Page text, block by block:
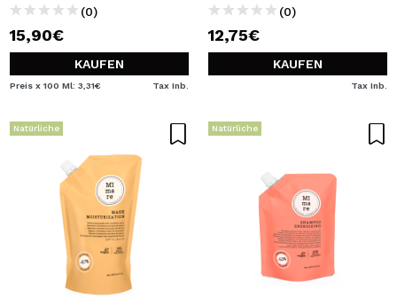
(0)
15,90€
KAUFEN
Preis x 100 Ml: 3,31€ Tax Inb.
(0)
12,75€
KAUFEN
Tax Inb.
Natürliche Natürliche